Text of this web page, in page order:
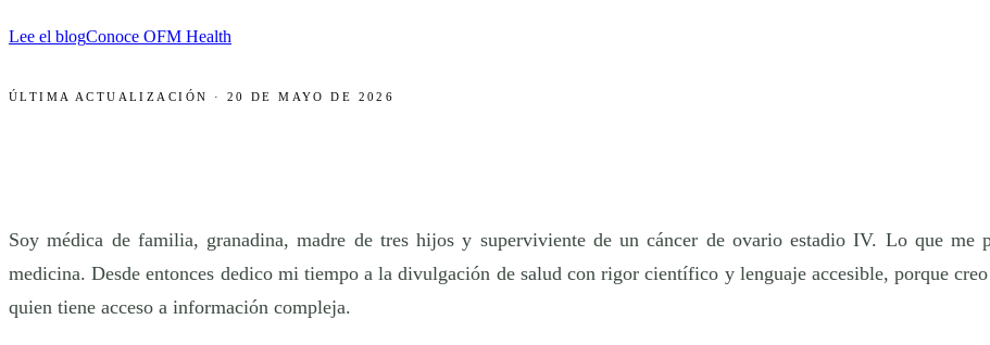
Lee el blogConoce OFM Health
ÚLTIMA ACTUALIZACIÓN · 20 DE MAYO DE 2026
Soy médica de familia, granadina, madre de tres hijos y superviviente de un cáncer de ovario estadio IV. Lo que
medicina. Desde entonces dedico mi tiempo a la divulgación de salud con rigor científico y lenguaje accesible, porque
quien tiene acceso a información compleja.